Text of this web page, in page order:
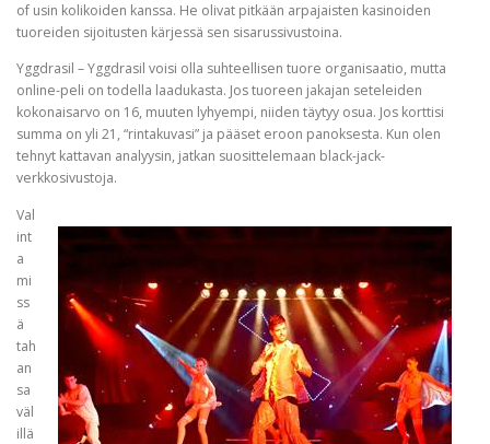
of usin kolikoiden kanssa. He olivat pitkään arpajaisten kasinoiden
tuoreiden sijoitusten kärjessä sen sisarussivustoina.
Yggdrasil – Yggdrasil voisi olla suhteellisen tuore organisaatio, mutta
online-peli on todella laadukasta. Jos tuoreen jakajan seteleiden
kokonaisarvo on 16, muuten lyhyempi, niiden täytyy osua. Jos korttisi
summa on yli 21, “rintakuvasi” ja pääset eroon panoksesta. Kun olen
tehnyt kattavan analyysin, jatkan suosittelemaan black-jack-
verkkosivustoja.
Val
int
a
mi
ss
ä
tah
an
sa
väl
illä